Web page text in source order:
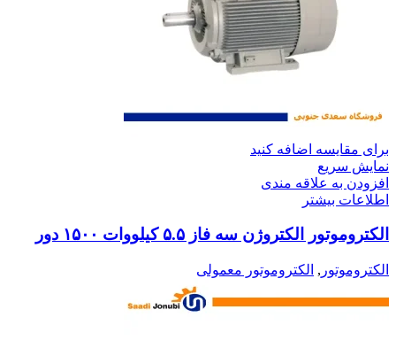
برای مقایسه اضافه کنید
نمایش سریع
افزودن به علاقه مندی
اطلاعات بیشتر
الکتروموتور الکتروژن سه فاز ۵.۵ کیلووات ۱۵۰۰ دور
الکتروموتور , الکتروموتور معمولی